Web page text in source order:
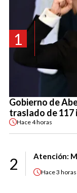
1
Gobierno de
traslado de
Hace4 horas
2 Atención:
Hace3 horas